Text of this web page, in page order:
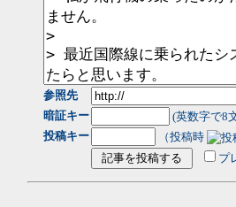
参照先
暗証キー
(英数字で8
投稿キー
（投稿時
プ